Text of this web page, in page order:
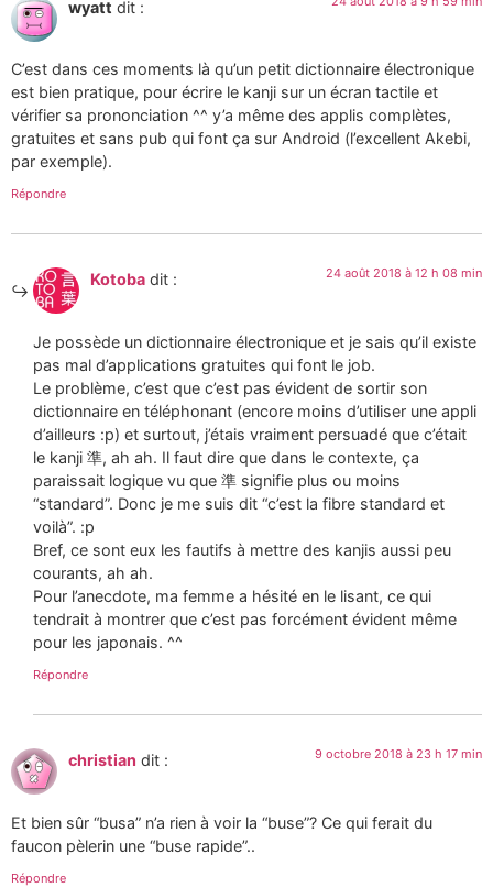
wyatt dit :
C’est dans ces moments là qu’un petit dictionnaire électronique
est bien pratique, pour écrire le kanji sur un écran tactile et
vérifier sa prononciation ^^ y’a même des applis complètes,
gratuites et sans pub qui font ça sur Android (l’excellent Akebi,
par exemple).
Répondre
Kotoba dit : 24 août 2018 à 12 h 08 min
Je possède un dictionnaire électronique et je sais qu’il existe
pas mal d’applications gratuites qui font le job.
Le problème, c’est que c’est pas évident de sortir son
dictionnaire en téléphonant (encore moins d’utiliser une appli
d’ailleurs :p) et surtout, j’étais vraiment persuadé que c’était
le kanji 準, ah ah. Il faut dire que dans le contexte, ça
paraissait logique vu que 準 signifie plus ou moins
“standard”. Donc je me suis dit “c’est la fibre standard et
voilà”. :p
Bref, ce sont eux les fautifs à mettre des kanjis aussi peu
courants, ah ah.
Pour l’anecdote, ma femme a hésité en le lisant, ce qui
tendrait à montrer que c’est pas forcément évident même
pour les japonais. ^^
Répondre
christian dit : 9 octobre 2018 à 23 h 17 min
Et bien sûr “busa” n’a rien à voir la “buse”? Ce qui ferait du
faucon pèlerin une “buse rapide”..
Répondre